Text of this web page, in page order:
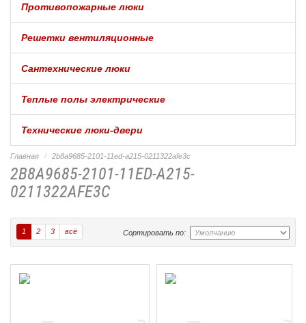
Противопожарные люки
Решетки вентиляционные
Сантехнические люки
Теплые полы электрические
Технические люки-двери
Главная 2b8a9685-2101-11ed-a215-0211322afe3c
2B8A9685-2101-11ED-A215-
0211322AFE3C
Сортировать по:
1 2 3 всё